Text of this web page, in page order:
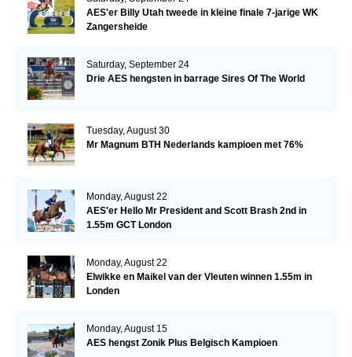
AES'er Billy Utah tweede in kleine finale 7-jarige WK
Zangersheide
Saturday, September 24
Drie AES hengsten in barrage Sires Of The World
Tuesday, August 30
Mr Magnum BTH Nederlands kampioen met 76%
Monday, August 22
AES'er Hello Mr President and Scott Brash 2nd in
1.55m GCT London
Monday, August 22
Elwikke en Maikel van der Vleuten winnen 1.55m in
Londen
Monday, August 15
AES hengst Zonik Plus Belgisch Kampioen